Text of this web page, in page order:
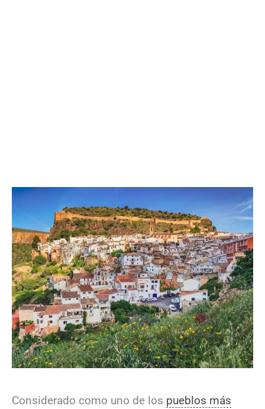
Considerado como uno de los pueblos más